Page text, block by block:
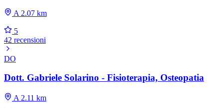
A 2.07 km
5
42 recensioni
DO
Dott. Gabriele Solarino - Fisioterapia, Osteopatia
A 2.11 km